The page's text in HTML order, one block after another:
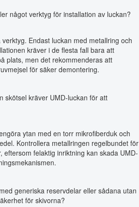
något verktyg för installation av luckan?
Endast luckan med metallring och
kräver i de flesta fall bara att
plats, men det rekommenderas att
för säker demontering.
skötsel kräver UMD-luckan för att
ytan med en torr mikrofiberduk och
Kontrollera metallringen regelbundet för
eftersom felaktig inriktning kan skada UMD-
generiska reservdelar eller sådana utan
för skivorna?